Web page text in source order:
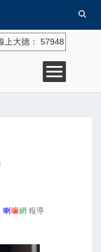
上大德： 57948
喇嘛網報導